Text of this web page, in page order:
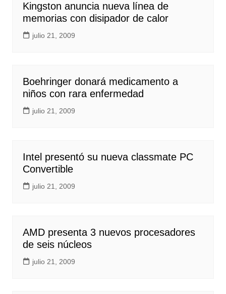
Kingston anuncia nueva línea de
memorias con disipador de calor
julio 21, 2009
Boehringer donará medicamento a
niños con rara enfermedad
julio 21, 2009
Intel presentó su nueva classmate PC
Convertible
julio 21, 2009
AMD presenta 3 nuevos procesadores
de seis núcleos
julio 21, 2009